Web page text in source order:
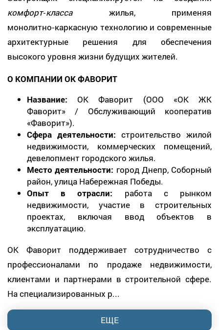
комфорт‑классажилья, применяя
монолитно‑каркасную технологию и современные
архитектурные решения для обеспечения
высокого уровня жизни будущих жителей.
О КОМПАНИИ ОК ФАВОРИТ
Название: ОК Фаворит (ООО «ОК ЖК
Фаворит» / Обслуживающий кооператив
«Фаворит»).
Сфера деятельности: строительство жилой
недвижимости, коммерческих помещений,
девелопмент городского жилья.
Место деятельности: город Днепр, Соборный
район, улица Набережная Победы.
Опыт в отрасли: работа с рынком
недвижимости, участие в строительных
проектах, включая ввод объектов в
эксплуатацию.
ОК Фаворит поддерживает сотрудничество с
профессионалами по продаже недвижимости,
клиентами и партнерами в строительной сфере.
На специализированных р...
ЕЩЕ